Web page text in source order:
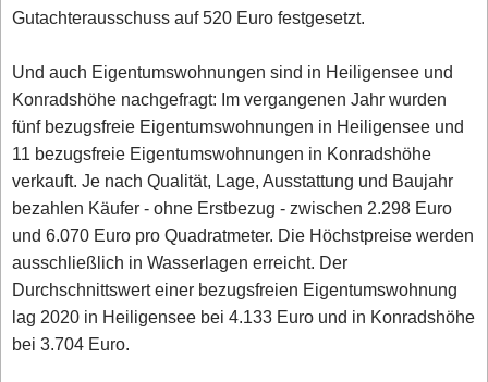
Gutachterausschuss auf 520 Euro festgesetzt.
Und auch Eigentumswohnungen sind in Heiligensee und
Konradshöhe nachgefragt: Im vergangenen Jahr wurden
fünf bezugsfreie Eigentumswohnungen in Heiligensee und
11 bezugsfreie Eigentumswohnungen in Konradshöhe
verkauft. Je nach Qualität, Lage, Ausstattung und Baujahr
bezahlen Käufer - ohne Erstbezug - zwischen 2.298 Euro
und 6.070 Euro pro Quadratmeter. Die Höchstpreise werden
ausschließlich in Wasserlagen erreicht. Der
Durchschnittswert einer bezugsfreien Eigentumswohnung
lag 2020 in Heiligensee bei 4.133 Euro und in Konradshöhe
bei 3.704 Euro.